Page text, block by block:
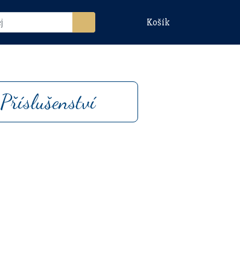
Košík
Příslušenství